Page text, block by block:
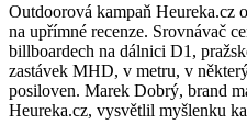
Outdoorová kampaň Heureka.cz
na upřímné recenze. Srovnávač
billboardech na dálnici D1,
zastávek MHD, v metru, v
posiloven. Marek Dobrý, brand
Heureka.cz, vysvětlil myšlenku